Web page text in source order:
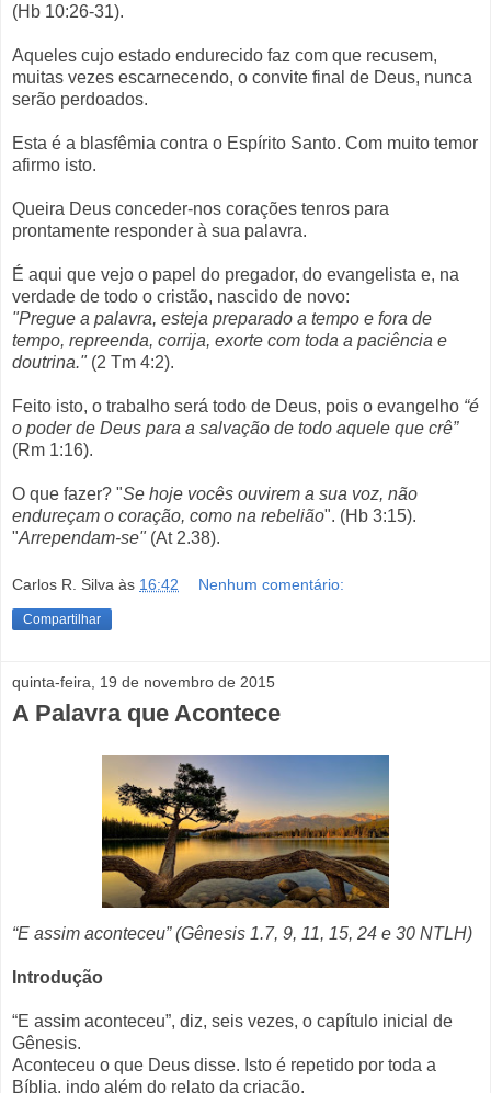
(Hb 10:26-31).
Aqueles cujo estado endurecido faz com que recusem,
muitas vezes escarnecendo, o convite final de Deus, nunca
serão perdoados.
Esta é a blasfêmia contra o Espírito Santo. Com muito temor
afirmo isto.
Queira Deus conceder-nos corações tenros para
prontamente responder à sua palavra.
É aqui que vejo o papel do pregador, do evangelista e, na
verdade de todo o cristão, nascido de novo:
"Pregue a palavra, esteja preparado a tempo e fora de
tempo, repreenda, corrija, exorte com toda a paciência e
doutrina."(2 Tm 4:2).
Feito isto, o trabalho será todo de Deus, pois o evangelho “é
o poder de Deus para a salvação de todo aquele que crê”
(Rm 1:16).
O que fazer? "Se hoje vocês ouvirem a sua voz, não
endureçam o coração, como na rebelião". (Hb 3:15).
"Arrependam-se"(At 2.38).
Carlos R. Silva às 16:42 Nenhum comentário:
Compartilhar
quinta-feira, 19 de novembro de 2015
A Palavra que Acontece
“E assim aconteceu” (Gênesis 1.7, 9, 11, 15, 24 e 30 NTLH)
Introdução
“E assim aconteceu”, diz, seis vezes, o capítulo inicial de
Gênesis.
Aconteceu o que Deus disse. Isto é repetido por toda a
Bíblia, indo além do relato da criação.